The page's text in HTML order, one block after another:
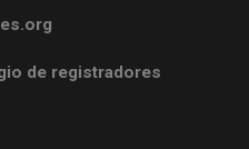
de registradores